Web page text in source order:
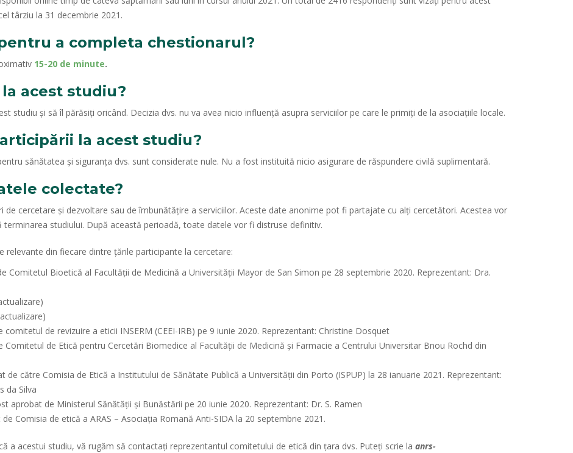
târziu la 31 decembrie 2021.
a completa chestionarul?
15-20 de minute.
acest studiu?
studiu și să îl părăsiți oricând. Decizia dvs. nu va avea nicio influență asupra serviciilor pe care le primiți de la asociațiile locale.
la acest studiu?
sănătatea și siguranța dvs. sunt considerate nule. Nu a fost instituită nicio asigurare de răspundere civilă suplimentară.
colectate?
cercetare și dezvoltare sau de îmbunătățire a serviciilor. Aceste date anonime pot fi partajate cu alți cercetători. Acestea vor
studiului. După această perioadă, toate datele vor fi distruse definitiv.
din fiecare dintre țările participante la cercetare:
Comitetul Bioetică al Facultății de Medicină a Universității Mayor de San Simon pe 28 septembrie 2020. Reprezentant: Dra.
de revizuire a eticii INSERM (CEEI-IRB) pe 9 iunie 2020. Reprezentant: Christine Dosquet
de Etică pentru Cercetări Biomedice al Facultății de Medicină și Farmacie a Centrului Universitar Bnou Rochd din
către Comisia de Etică a Institutului de Sănătate Publică a Universității din Porto (ISPUP) la 28 ianuarie 2021. Reprezentant:
da Silva
aprobat de Ministerul Sănătății și Bunăstării pe 20 iunie 2020. Reprezentant: Dr. S. Ramen
Comisia de etică a ARAS – Asociația Romană Anti-SIDA la 20 septembrie 2021.
a acestui studiu, vă rugăm să contactați reprezentantul comitetului de etică din țara dvs. Puteți scrie la anrs-